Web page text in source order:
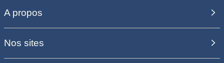
A propos
Nos sites